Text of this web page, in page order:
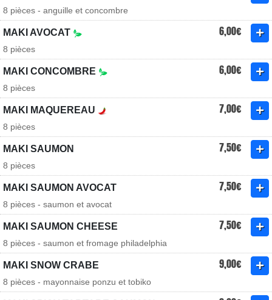
8 pièces - anguille et concombre
MAKI AVOCAT 6,00€
8 pièces
MAKI CONCOMBRE 6,00€
8 pièces
MAKI MAQUEREAU 7,00€
8 pièces
MAKI SAUMON 7,50€
8 pièces
MAKI SAUMON AVOCAT 7,50€
8 pièces - saumon et avocat
MAKI SAUMON CHEESE 7,50€
8 pièces - saumon et fromage philadelphia
MAKI SNOW CRABE 9,00€
8 pièces - mayonnaise ponzu et tobiko